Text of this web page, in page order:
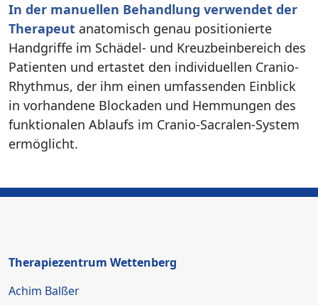
In der manuellen Behandlung verwendet der
Therapeut anatomisch genau positionierte
Handgriffe im Schädel- und Kreuzbeinbereich des
Patienten und ertastet den individuellen Cranio-
Rhythmus, der ihm einen umfassenden Einblick
in vorhandene Blockaden und Hemmungen des
funktionalen Ablaufs im Cranio-Sacralen-System
ermöglicht.
Therapiezentrum Wettenberg
Achim Balßer